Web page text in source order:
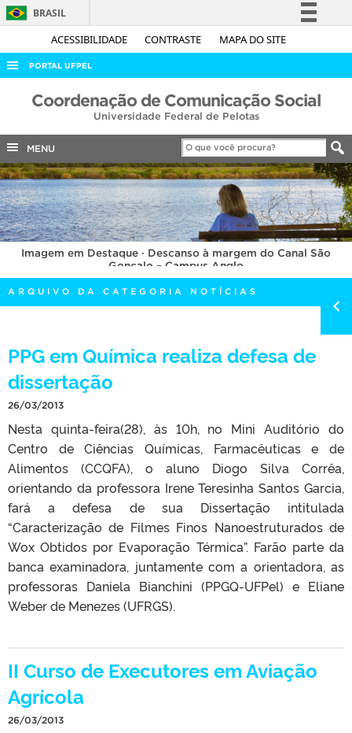
ACESSIBILIDADE CONTRASTE MAPA DO SITE
BRASIL
Simplifique!
Acesso à informação
Legislação
Canais
PORTAL UFPEL
ACESSO À INFORMAÇÃO
COBALTO
CONCURSOS
EDITAIS
INTERNACIONAL
OUVIDORIA
PORTARIAS
TELEFONES
Coordenação de Comunicação Social
Universidade Federal de Pelotas
MENU
Imagem em Destaque · Descanso à margem do Canal São
Gonçalo – Campus Anglo
ARQUIVO DA CATEGORIA NOTÍCIAS
PPG em Química realiza defesa de
dissertação
26/03/2013
Nesta quinta-feira(28), às 10h, no Mini Auditório do
Centro de Ciências Químicas, Farmacêuticas e de
Alimentos (CCQFA), o aluno Diogo Silva Corrêa,
orientando da professora Irene Teresinha Santos Garcia,
fará a defesa de sua Dissertação intitulada
“Caracterização de Filmes Finos Nanoestruturados de
Wox Obtidos por Evaporação Térmica”. Farão parte da
banca examinadora, juntamente com a orientadora, as
professoras Daniela Bianchini (PPGQ-UFPel) e Eliane
Weber de Menezes (UFRGS).
II Curso de Executores em Aviação
Agrícola
26/03/2013